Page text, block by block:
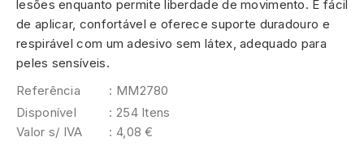
lesões enquanto permite liberdade de movimento. É fácil
de aplicar, confortável e oferece suporte duradouro e
respirável com um adesivo sem látex, adequado para
peles sensíveis.
Referência
: MM2780
Disponível
: 254 Itens
Valor s/ IVA
: 4,08 €